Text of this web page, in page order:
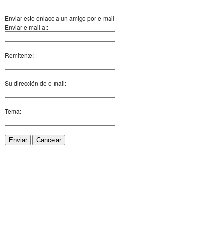
Enviar este enlace a un amigo por e-mail
Enviar e-mail a::
Remitente:
Su dirección de e-mail:
Tema:
Enviar Cancelar